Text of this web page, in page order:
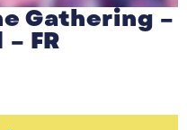
Gathering –
FR